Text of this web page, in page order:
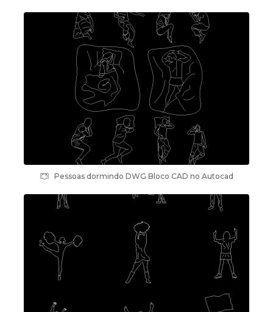
Pessoas dormindo DWG Bloco CAD no Autocad